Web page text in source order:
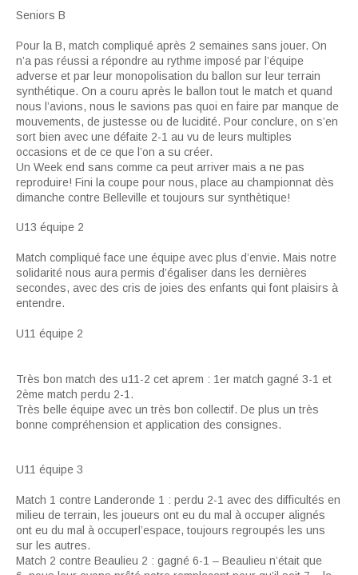
Seniors B
Pour la B, match compliqué après 2 semaines sans jouer. On
n’a pas réussi a répondre au rythme imposé par l’équipe
adverse et par leur monopolisation du ballon sur leur terrain
synthétique. On a couru après le ballon tout le match et quand
nous l’avions, nous le savions pas quoi en faire par manque de
mouvements, de justesse ou de lucidité. Pour conclure, on s’en
sort bien avec une défaite 2-1 au vu de leurs multiples
occasions et de ce que l’on a su créer.
Un Week end sans comme ca peut arriver mais a ne pas
reproduire! Fini la coupe pour nous, place au championnat dès
dimanche contre Belleville et toujours sur synthètique!
U13 équipe 2
Match compliqué face une équipe avec plus d’envie. Mais notre
solidarité nous aura permis d’égaliser dans les dernières
secondes, avec des cris de joies des enfants qui font plaisirs à
entendre.
U11 équipe 2
Très bon match des u11-2 cet aprem : 1er match gagné 3-1 et
2ème match perdu 2-1.
Très belle équipe avec un très bon collectif. De plus un très
bonne compréhension et application des consignes.
U11 équipe 3
Match 1 contre Landeronde 1 : perdu 2-1 avec des difficultés en
milieu de terrain, les joueurs ont eu du mal à occuper alignés
ont eu du mal à occuperl’espace, toujours regroupés les uns
sur les autres.
Match 2 contre Beaulieu 2 : gagné 6-1 – Beaulieu n’était que